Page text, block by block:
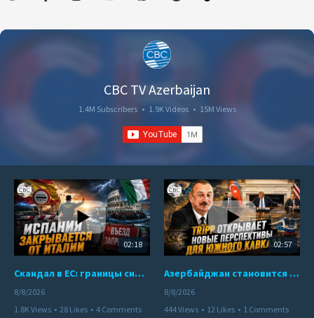
CBC TV Azerbaijan
1.4M Subscribers • 1.9K Videos • 15M Views
02:18
Скандал в ЕС: границы снова под контролем
8/8/2026
1.8K Views • 28 Likes • 4 Comments
02:57
Азербайджан становится мостом между Востоком и Западом
8/8/2026
444 Views • 12 Likes • 1 Comments